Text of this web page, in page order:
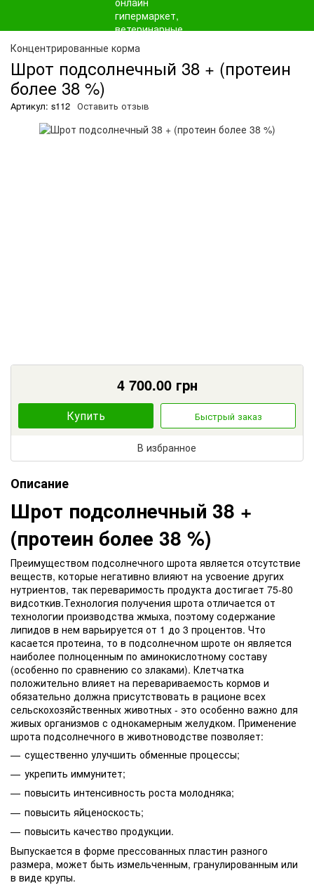
Концентрированные корма
Шрот подсолнечный 38 + (протеин
более 38 %)
Артикул: s112 Оставить отзыв
4 700.00грн
Купить Быстрый заказ
В избранное
Описание
Шрот подсолнечный 38 +
(протеин более 38 %)
Преимуществом подсолнечного шрота является отсутствие
веществ, которые негативно влияют на усвоение других
нутриентов, так переваримость продукта достигает 75-80
видсоткив.Технология получения шрота отличается от
технологии производства жмыха, поэтому содержание
липидов в нем варьируется от 1 до 3 процентов. Что
касается протеина, то в подсолнечном шроте он является
наиболее полноценным по аминокислотному составу
(особенно по сравнению со злаками). Клетчатка
положительно влияет на перевариваемость кормов и
обязательно должна присутствовать в рационе всех
сельскохозяйственных животных - это особенно важно для
живых организмов с однокамерным желудком. Применение
шрота подсолнечного в животноводстве позволяет:
существенно улучшить обменные процессы;
укрепить иммунитет;
повысить интенсивность роста молодняка;
повысить яйценоскость;
повысить качество продукции.
Выпускается в форме прессованных пластин разного
размера, может быть измельченным, гранулированным или
в виде крупы.